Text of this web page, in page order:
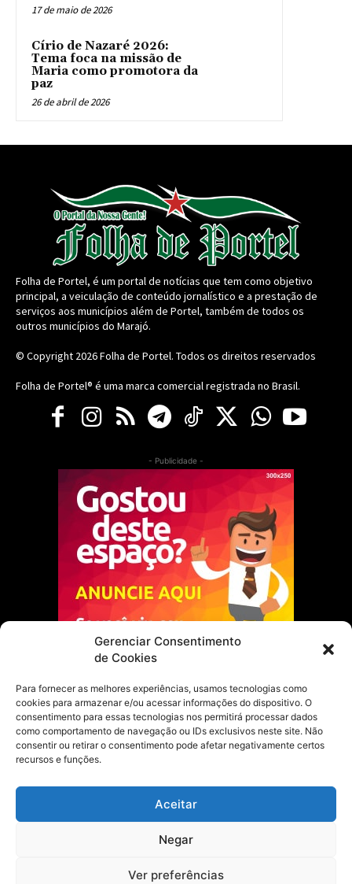
Gerenciar Consentimento
de Cookies
Para fornecer as melhores experiências, usamos tecnologias como
cookies para armazenar e/ou acessar informações do dispositivo. O
consentimento para essas tecnologias nos permitirá processar dados
como comportamento de navegação ou IDs exclusivos neste site. Não
consentir ou retirar o consentimento pode afetar negativamente certos
recursos e funções.
Aceitar
Negar
Ver preferências
17 de maio de 2026
Círio de Nazaré 2026:
Tema foca na missão de
Maria como promotora da
paz
26 de abril de 2026
Folha de Portel, é um portal de notícias que tem como objetivo
principal, a veiculação de conteúdo jornalístico e a prestação de
serviços aos municípios além de Portel, também de todos os
outros municípios do Marajó.
© Copyright 2026Folha de Portel. Todos os direitos reservados
Folha de Portel® é uma marca comercial registrada no Brasil.
- Publicidade -
Escolha do Editor
Justiça Itinerante garante regularização
fundiária e casamento comunitário para
famílias em Portel
21 de maio de 2026
feminino pelos Jogos Estudantis Paraenses